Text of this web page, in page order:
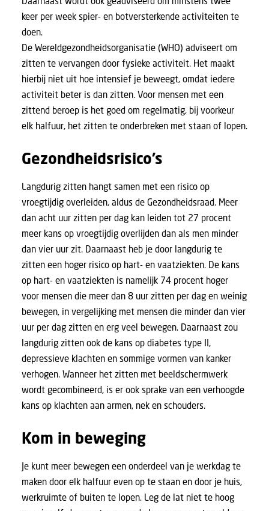
keer per week spier- en botversterkende activiteiten te
doen.
De Wereldgezondheidsorganisatie (WHO) adviseert om
zitten te vervangen door fysieke activiteit. Het maakt
hierbij niet uit hoe intensief je beweegt, omdat iedere
activiteit beter is dan zitten. Voor mensen met een
zittend beroep is het goed om regelmatig, bij voorkeur
elk halfuur, het zitten te onderbreken met staan of lopen.
Gezondheidsrisico’s
Langdurig zitten hangt samen met een risico op
vroegtijdig overleiden, aldus de Gezondheidsraad. Meer
dan acht uur zitten per dag kan leiden tot 27 procent
meer kans op vroegtijdig overlijden dan als men minder
dan vier uur zit. Daarnaast heb je door langdurig te
zitten een hoger risico op hart- en vaatziekten. De kans
op hart- en vaatziekten is namelijk 74 procent hoger
voor mensen die meer dan 8 uur zitten per dag en weinig
bewegen, in vergelijking met mensen die minder dan vier
uur per dag zitten en erg veel bewegen. Daarnaast zou
langdurig zitten ook de kans op diabetes type II,
depressieve klachten en sommige vormen van kanker
verhogen. Wanneer het zitten met beeldschermwerk
wordt gecombineerd, is er ook sprake van een verhoogde
kans op klachten aan armen, nek en schouders.
Kom in beweging
Je kunt meer bewegen een onderdeel van je werkdag te
maken door elk halfuur even op te staan en door je huis,
werkruimte of buiten te lopen. Leg de lat niet te hoog